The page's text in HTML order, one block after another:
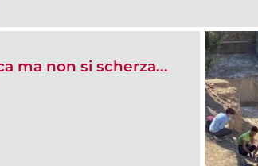
ma non si scherza...